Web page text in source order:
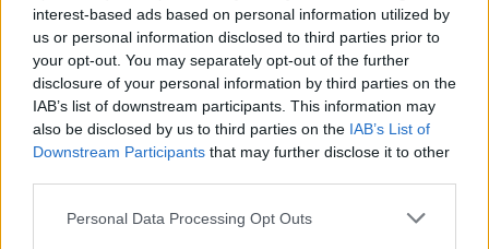
interest-based ads based on personal information utilized by
us or personal information disclosed to third parties prior to
your opt-out. You may separately opt-out of the further
disclosure of your personal information by third parties on the
IAB’s list of downstream participants. This information may
also be disclosed by us to third parties on the IAB’s List of
Downstream Participants that may further disclose it to other
Personal Data Processing Opt Outs
Ο πυρετός δεν αντιδρά καλά σε ορισμένα
τρόφιμα και ροφήματα και καλό είναι να τα
αποφύγετε ή έστω να τα περιορίσετε μέχρι να
αναρρώσετε. Ηπολλή καφεΐνη, λ.χ., είναι
διουρητική. Επομένως δεν πρέπει να πίνετε όλη
μέρα μαύρο τσάι, καφέ ή αναψυκτικά τύπου
κόλα. Να εναλλάσσετε το μαύρο τσάι, που είναι